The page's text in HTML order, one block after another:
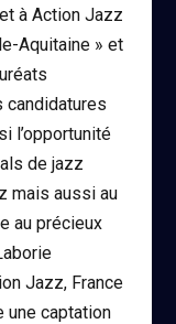
à Action Jazz
Aquitaine » et
candidatures
l’opportunité
de jazz
mais aussi au
au précieux
Jazz, France
une captation